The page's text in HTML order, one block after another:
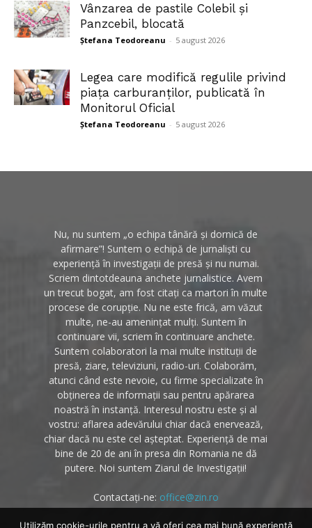
Vânzarea de pastile Colebil și
Panzcebil, blocată
Ștefana Teodoreanu - 5 august 2026
Legea care modifică regulile privind
piața carburanților, publicată în
Monitorul Oficial
Ștefana Teodoreanu - 5 august 2026
Nu, nu suntem „o echipa tânără și dornică de
afirmare”! Suntem o echipă de jurnaliști cu
experiență în investigații de presă și nu numai.
Scriem dintotdeauna anchete jurnalistice. Avem
un trecut bogat, am fost citați ca martori în multe
procese de corupție. Nu ne este frică, am văzut
multe, ne-au amenințat mulți. Suntem în
continuare vii, scriem în continuare anchete.
Suntem colaboratori la mai multe instituții de
presă, ziare, televiziuni, radio-uri. Colaborăm,
atunci când este nevoie, cu firme specializate în
obținerea de informații sau pentru apărarea
noastră în instanță. Interesul nostru este și al
vostru: aflarea adevărului chiar dacă enervează,
chiar dacă nu este cel așteptat. Experiență de mai
bine de 20 de ani în presa din Romania ne dă
putere. Noi suntem Ziarul de Investigații!
Contactați-ne: office@zin.ro
Utilizăm cookie-urile pentru a vă oferi cea mai bună experiență